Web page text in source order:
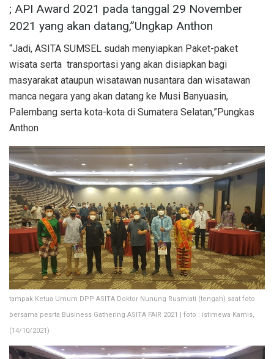
; API Award 2021 pada tanggal 29 November
2021 yang akan datang,”Ungkap Anthon
“Jadi, ASITA SUMSEL sudah menyiapkan Paket-paket
wisata serta transportasi yang akan disiapkan bagi
masyarakat ataupun wisatawan nusantara dan wisatawan
manca negara yang akan datang ke Musi Banyuasin,
Palembang serta kota-kota di Sumatera Selatan,”Pungkas
Anthon
tampak Ketua Umum DPP ASITA Doktor Nunung Rusmiati (tengah) saat foto
bersama pesrta Business Gathering ASITA FAIR 2021 | foto : istimewa Kamis,
(14/10/2021)